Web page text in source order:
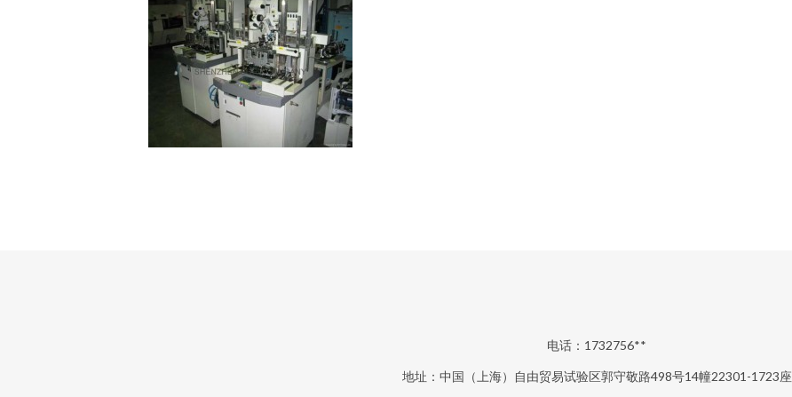
电话：1732756**
地址：中国（上海）自由贸易试验区郭守敬路498号14幢22301-1723座